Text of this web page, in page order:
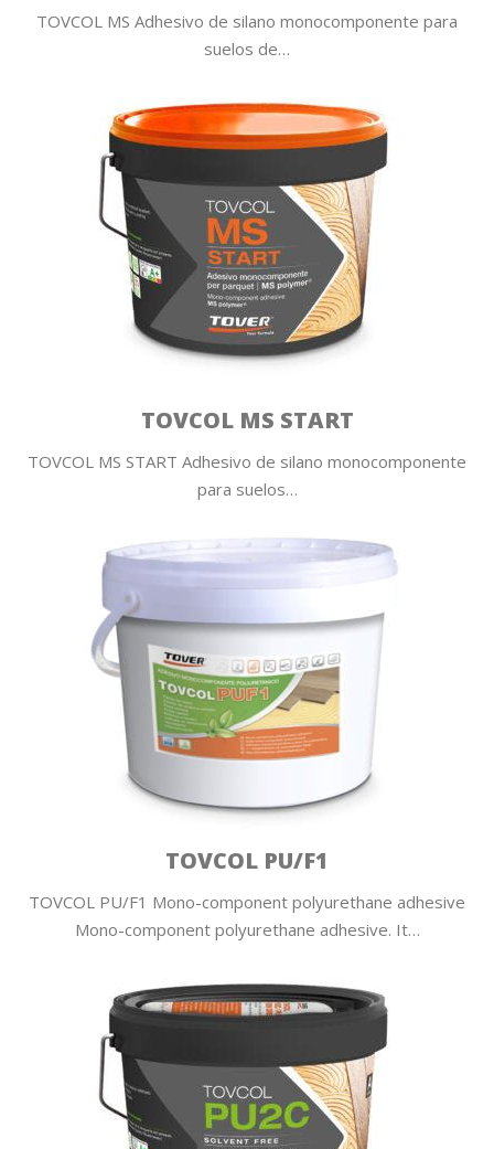
TOVCOL MS Adhesivo de silano monocomponente para
suelos de…
TOVCOL MS START
TOVCOL MS START Adhesivo de silano monocomponente
para suelos…
TOVCOL PU/F1
TOVCOL PU/F1 Mono-component polyurethane adhesive
Mono-component polyurethane adhesive. It…